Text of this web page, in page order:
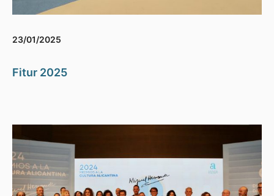
23/01/2025
Fitur 2025